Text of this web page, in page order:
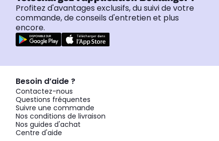
Profitez d'avantages exclusifs, du suivi de votre
commande, de conseils d'entretien et plus
encore.
Besoin d’aide ?
Contactez-nous
Questions fréquentes
Suivre une commande
Nos conditions de livraison
Nos guides d'achat
Centre d'aide